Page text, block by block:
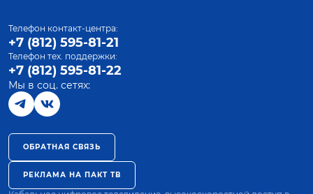
Телефон контакт-центра:
+7 (812) 595-81-21
Телефон тех. поддержки:
+7 (812) 595-81-22
Мы в соц. сетях:
ОБРАТНАЯ СВЯЗЬ
РЕКЛАМА НА ПАКТ ТВ